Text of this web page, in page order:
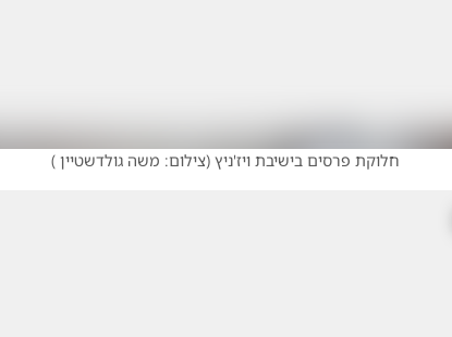
חלוקת פרסים בישיבת ויז'ניץ (צילום: משה גולדשטיין )